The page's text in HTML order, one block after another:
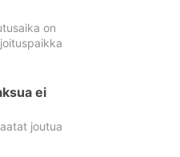
on
ei
joutua